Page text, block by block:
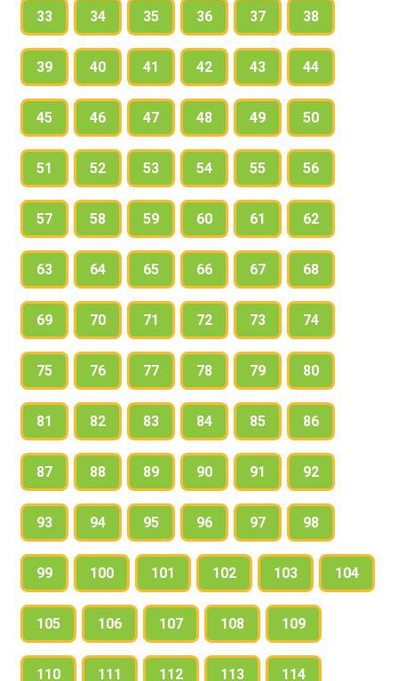
33 34 35 36 37 38
39 40 41 42 43 44
45 46 47 48 49 50
51 52 53 54 55 56
57 58 59 60 61 62
63 64 65 66 67 68
69 70 71 72 73 74
75 76 77 78 79 80
81 82 83 84 85 86
87 88 89 90 91 92
93 94 95 96 97 98
99 100 101 102 103 104
105 106 107 108 109
110 111 112 113 114